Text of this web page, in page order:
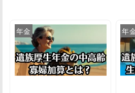
年金 年